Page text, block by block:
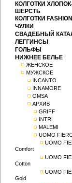
КОЛГОТКИ
ШЕРСТЬ
КОЛГОТКИ FASHION
ЧУЛКИ
СВАДЕБНЫЙ
ЛЕГГИНСЫ
ГОЛЬФЫ
НИЖНЕЕ БЕЛЬЕ
ЖЕНСКОЕ
МУЖСКОЕ
INCANTO
INNAMORE
OMSA
АРХИВ
GRIFF
INTRI
MALEMI
UOMO
UOMO
Comfort
UOMO
Cotton
UOMO
Gold